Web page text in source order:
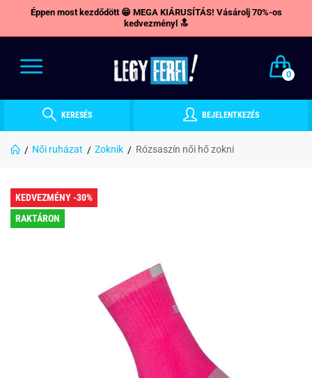
Éppen most kezdődött 😁 MEGA KIÁRUSÍTÁS! Vásárolj 70%-os
kedvezményl 🔝
0
KERESÉS BEJELENTKEZÉS
Női ruházat Zoknik Rózsaszín női hő zokni
KEDVEZMÉNY -30%
RAKTÁRON